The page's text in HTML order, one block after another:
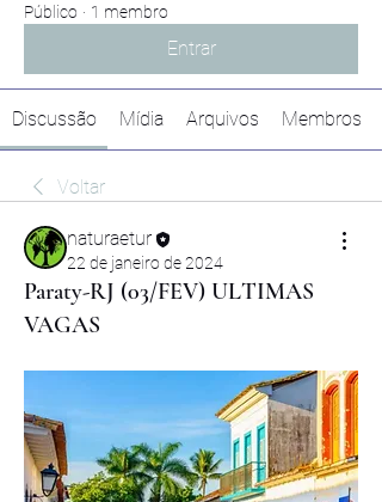
Público · 1 membro
Entrar
Discussão Mídia Arquivos Membros
Voltar
naturaetur
22 de janeiro de 2024
Paraty-RJ (03/FEV) ULTIMAS
VAGAS